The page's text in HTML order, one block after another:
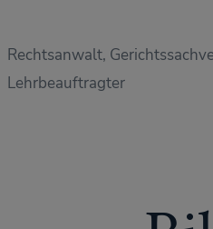
Rechtsanwalt,
Lehrbeauftragter